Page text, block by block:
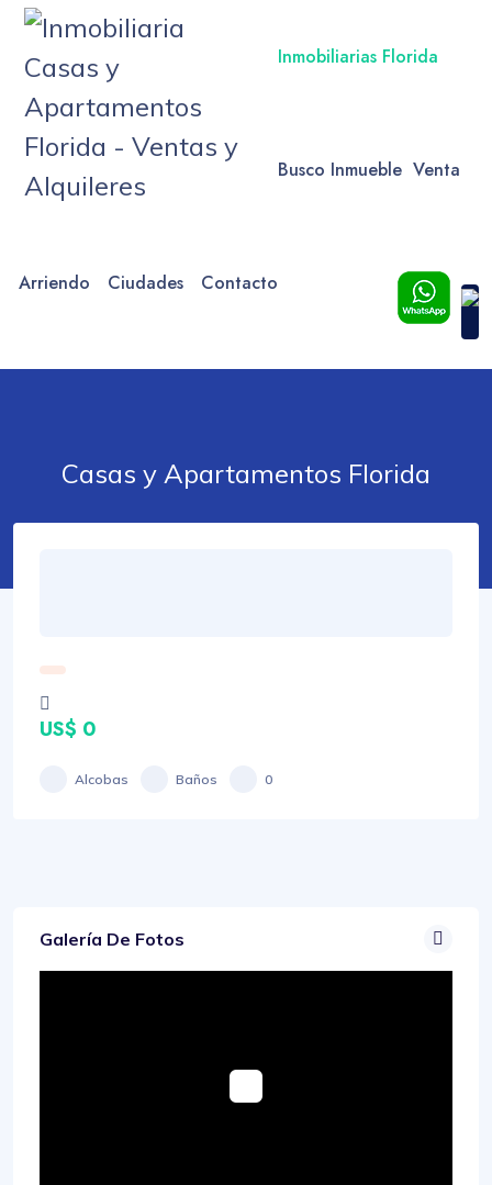
Inmobiliarias Florida
Busco Inmueble Venta
Arriendo Ciudades Contacto
Casas y Apartamentos Florida
US$ 0
Alcobas Baños 0
Galería De Fotos